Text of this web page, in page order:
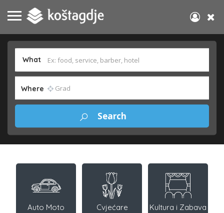
What
Where
Auto Moto Cvjećare Kultura i Zabava